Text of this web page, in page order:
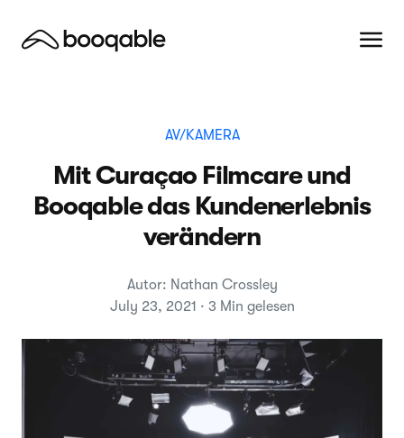
AV/KAMERA
Mit Curaçao Filmcare und
Booqable das Kundenerlebnis
verändern
Autor: Nathan Crossley
July 23, 2021 · 3 Min gelesen